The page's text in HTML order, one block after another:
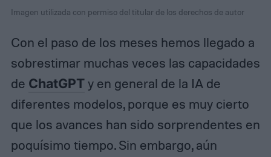
Imagen utilizada con permiso del titular de los derechos de autor
Con el paso de los meses hemos llegado a
sobrestimar muchas veces las capacidades
de ChatGPTy en general de la IA de
diferentes modelos, porque es muy cierto
que los avances han sido sorprendentes en
poquísimo tiempo. Sin embargo, aún